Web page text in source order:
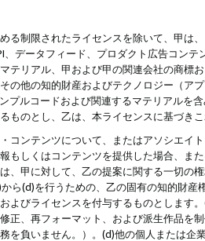
る制限されたライセンスを除いて、甲は
、データフィード、プロダクト広告コン
テリアル、甲および甲の関連会社の商
の他の知的財産およびテクノロジー（ア
ンプルコードおよび関連するマテリアル
ものとし、乙は、本ライセンスに基づき
コンテンツについて、またはアソシエイ
もしくはコンテンツを提供した場合、ま
、甲に対して、乙の提案に関する一切
ら(d)を行うための、乙の固有の知的財
よびライセンスを付与するものとします
正、再フォーマット、および派生作品を
を負いません。）。(d)他の個人または